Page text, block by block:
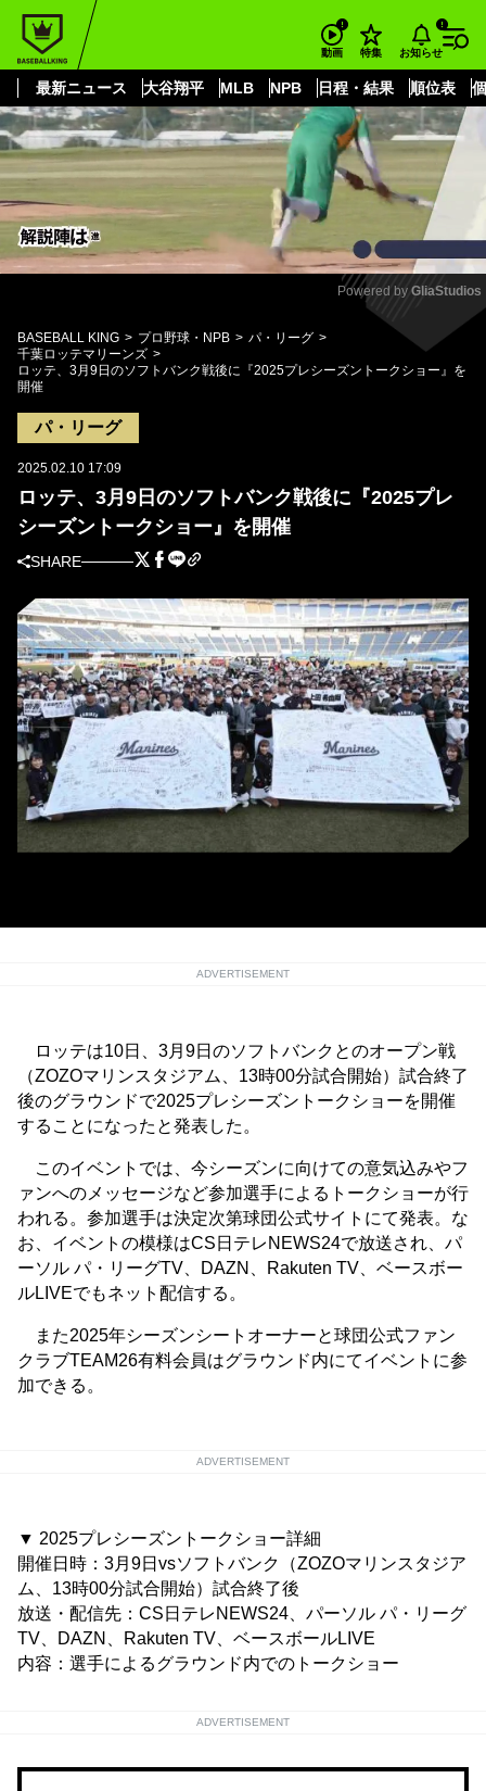
動画 特集 お知らせ
最新ニュース 大谷翔平 MLB NPB 日程・結果 順位表
もっと見る
Mute
Powered by GliaStudios
BASEBALL KING プロ野球・NPB
パ・リーグ
千葉ロッテマリーンズ
ロッテ、3月9日のソフトバンク戦後に『2025プレシーズントークショー』を
開催
パ・リーグ
2025.02.10 17:09
ロッテ、3月9日のソフトバンク戦後に『2025プレ
シーズントークショー』を開催
SHARE
ADVERTISEMENT
ロッテは10日、3月9日のソフトバンクとのオープン戦
（ZOZOマリンスタジアム、13時00分試合開始）試合終了
後のグラウンドで2025プレシーズントークショーを開催
することになったと発表した。
このイベントでは、今シーズンに向けての意気込みやフ
ァンへのメッセージなど参加選手によるトークショーが行
われる。参加選手は決定次第球団公式サイトにて発表。な
お、イベントの模様はCS日テレNEWS24で放送され、パ
ーソル パ・リーグTV、DAZN、Rakuten TV、ベースボー
ルLIVEでもネット配信する。
また2025年シーズンシートオーナーと球団公式ファン
クラブTEAM26有料会員はグラウンド内にてイベントに参
加できる。
ADVERTISEMENT
▼ 2025プレシーズントークショー詳細
開催日時：3月9日vsソフトバンク（ZOZOマリンスタジア
ム、13時00分試合開始）試合終了後
放送・配信先：CS日テレNEWS24、パーソル パ・リーグ
TV、DAZN、Rakuten TV、ベースボールLIVE
内容：選手によるグラウンド内でのトークショー
ADVERTISEMENT